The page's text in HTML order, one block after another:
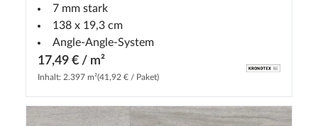
7 mm stark
138 x 19,3 cm
Angle-Angle-System
17,49 € / m²
Inhalt: 2.397 m²(41,92 € / Paket)